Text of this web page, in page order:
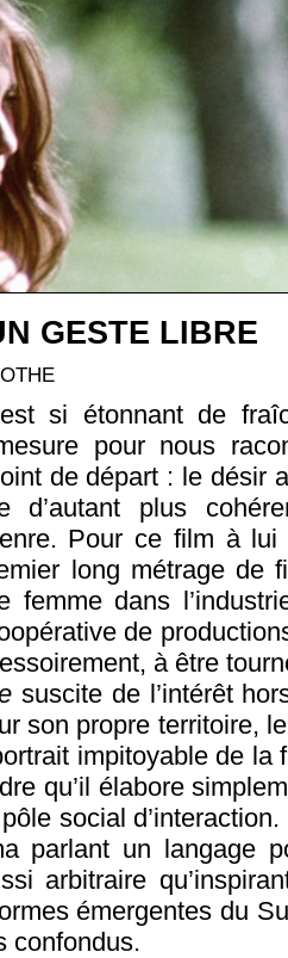
GESTE LIBRE
est si étonnant de
pour nous
de départ : le désir
d’autant plus
Pour ce film à lui
long métrage de
femme dans
de
à être
suscite de l’intérêt
son propre territoire,
impitoyable de
qu’il élabore
social
parlant un langage
arbitraire
émergentes du
confondus.